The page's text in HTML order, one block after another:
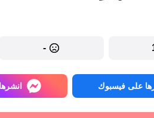
-
على فيسبوك